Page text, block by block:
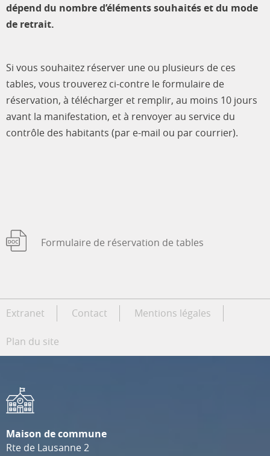
dépend du nombre d’éléments souhaités et du mode
de retrait.
Si vous souhaitez réserver une ou plusieurs de ces
tables, vous trouverez ci-contre le formulaire de
réservation, à télécharger et remplir, au moins 10 jours
avant la manifestation, et à renvoyer au service du
contrôle des habitants (par e-mail ou par courrier).
Formulaire de réservation de tables
Extranet Contact Mentions légales
Plan du site
Maison de commune
Rte de Lausanne 2